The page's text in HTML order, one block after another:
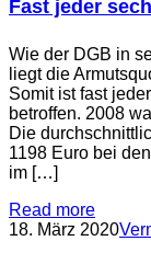
Fast jeder
Wie der DGB in
liegt die
Somit ist fast
betroffen. 2008
Die
1198 Euro bei
im […]
Read more
18. März 2020